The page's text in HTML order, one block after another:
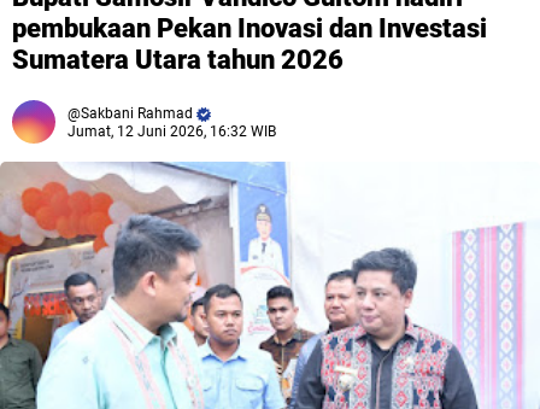
pembukaan Pekan Inovasi dan Investasi
Sumatera Utara tahun 2026
Sakbani Rahmad
Jumat, 12 Juni 2026, 16:32 WIB